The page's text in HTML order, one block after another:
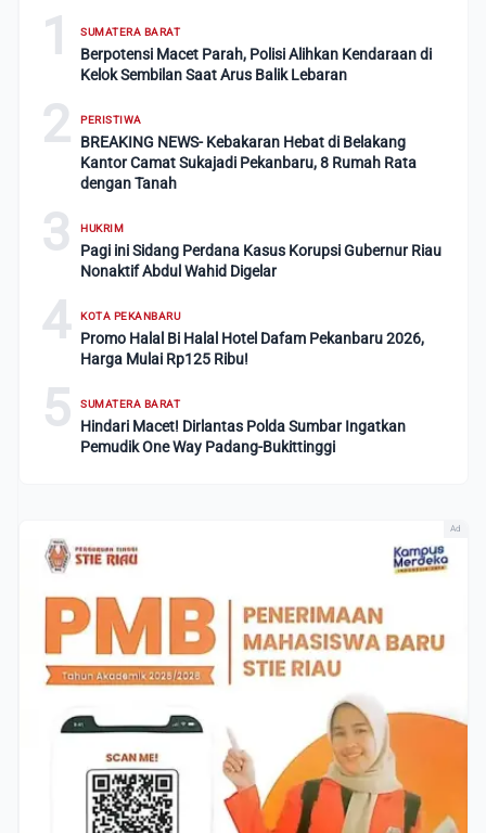
1 SUMATERA BARAT
Berpotensi Macet Parah, Polisi Alihkan Kendaraan di
Kelok Sembilan Saat Arus Balik Lebaran
2 PERISTIWA
BREAKING NEWS- Kebakaran Hebat di Belakang
Kantor Camat Sukajadi Pekanbaru, 8 Rumah Rata
dengan Tanah
3 HUKRIM
Pagi ini Sidang Perdana Kasus Korupsi Gubernur Riau
Nonaktif Abdul Wahid Digelar
4 KOTA PEKANBARU
Promo Halal Bi Halal Hotel Dafam Pekanbaru 2026,
Harga Mulai Rp125 Ribu!
5 SUMATERA BARAT
Hindari Macet! Dirlantas Polda Sumbar Ingatkan
Pemudik One Way Padang-Bukittinggi
Ad